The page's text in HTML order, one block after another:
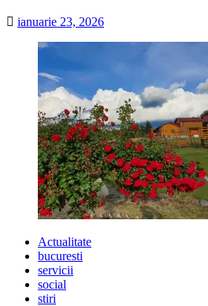
ianuarie 23, 2026
Actualitate
bucuresti
servicii
social
stiri